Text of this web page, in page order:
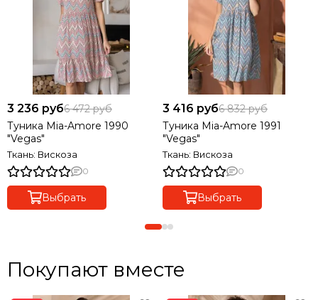
3 236 руб6 472 руб
Туника Mia-Amore 1990
"Vegas"
Ткань: Вискоза
0
Выбрать
3 416 руб6 832 руб
Туника Mia-Amore 1991
"Vegas"
Ткань: Вискоза
0
Выбрать
Покупают вместе